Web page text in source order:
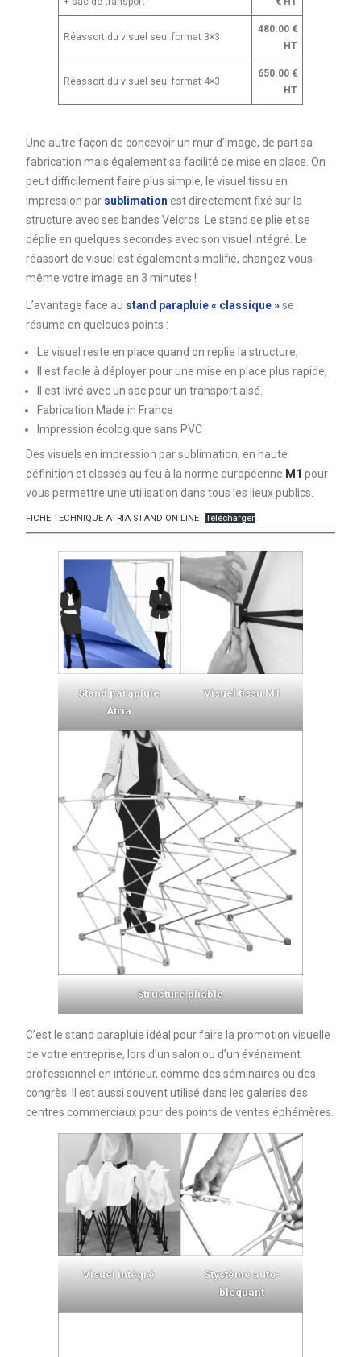
Réassort du visuel seul format 3×3
480.00 €
HT
Réassort du visuel seul format 4×3
650.00 €
HT
Une autre façon de concevoir un mur d’image, de part sa
fabrication mais également sa facilité de mise en place. On
peut difficilement faire plus simple, le visuel tissu en
impression par sublimation est directement fixé sur la
structure avec ses bandes Velcros. Le stand se plie et se
déplie en quelques secondes avec son visuel intégré. Le
réassort de visuel est également simplifié, changez vous-
même votre image en 3 minutes !
L’avantage face au stand parapluie « classique »se
résume en quelques points :
Le visuel reste en place quand on replie la structure,
Il est facile à déployer pour une mise en place plus rapide,
Il est livré avec un sac pour un transport aisé.
Fabrication Made in France
Impression écologique sans PVC
Des visuels en impression par sublimation, en haute
définition et classés au feu à la norme européenne M1 pour
vous permettre une utilisation dans tous les lieux publics.
FICHE TECHNIQUE ATRIA STAND ON LINE Télécharger
Stand parapluie
Atria
Visuel tissu M1
Structure pliable
C’est le stand parapluie idéal pour faire la promotion visuelle
de votre entreprise, lors d’un salon ou d’un événement
professionnel en intérieur, comme des séminaires ou des
congrès. Il est aussi souvent utilisé dans les galeries des
centres commerciaux pour des points de ventes éphémères.
Visuel intégré
Stystème auto-
bloquant